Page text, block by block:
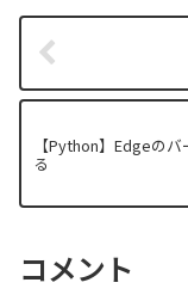
【Python】Edgeの
る
コメント